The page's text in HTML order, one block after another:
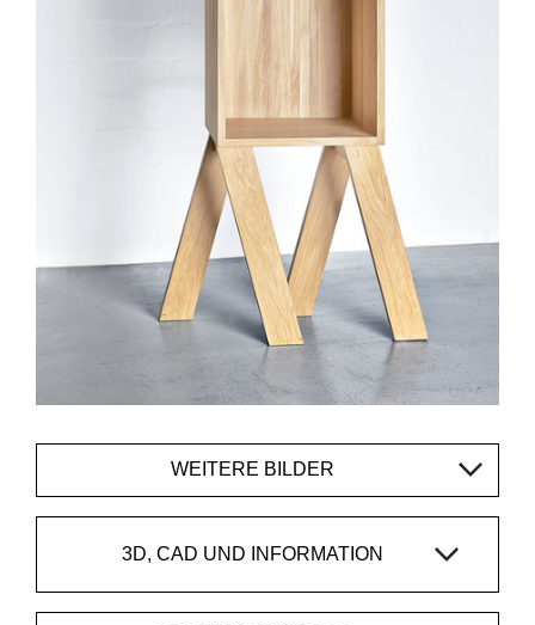
WEITERE BILDER
3D, CAD UND INFORMATION